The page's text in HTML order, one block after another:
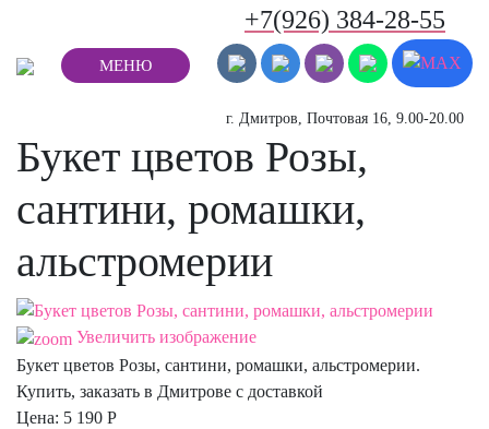
МЕНЮ
+7(926) 384-28-55
г. Дмитров, Почтовая 16, 9.00-20.00
Букет цветов Розы,
сантини, ромашки,
альстромерии
Увеличить изображение
Букет цветов Розы, сантини, ромашки, альстромерии.
Купить, заказать в Дмитрове с доставкой
Цена: 5 190 Р